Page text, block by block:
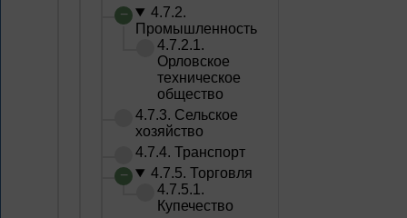
4.7.2.
Промышленность
4.7.2.1.
Орловское
техническое
общество
4.7.3. Сельское
хозяйство
4.7.4. Транспорт
4.7.5. Торговля
4.7.5.1.
Купечество